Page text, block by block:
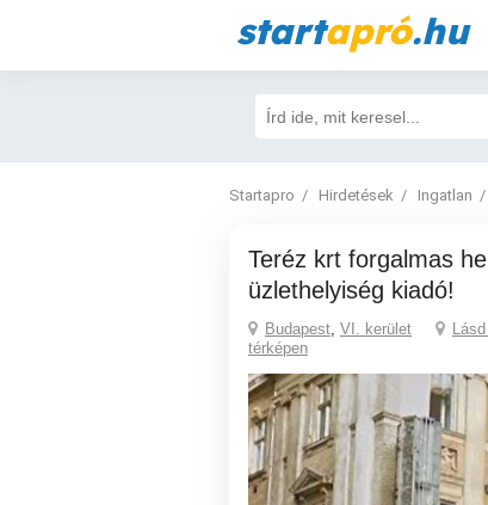
startapró.hu
Startapro Hirdetések Ingatlan
Teréz krt forgalmas helyen lévő nagy
üzlethelyiség kiadó!
Budapest, VI. kerület
térképen